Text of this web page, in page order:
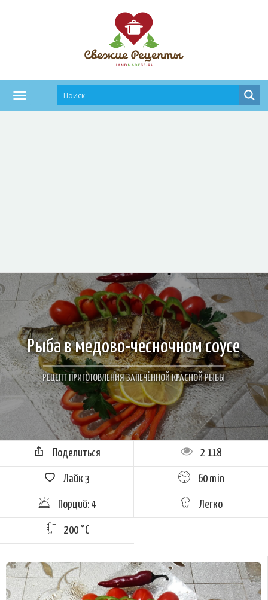
Рыба в медово-чесночном соусе
РЕЦЕПТ ПРИГОТОВЛЕНИЯ ЗАПЕЧЁННОЙ КРАСНОЙ РЫБЫ
Поделиться 2 118
Лайк 3 60 min
Порций: 4 Легко
200 °C